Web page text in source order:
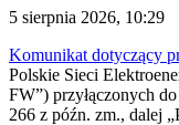
5 sierpnia 2026, 10:29
Komunikat dotyczący
Polskie Sieci
FW”) przyłączonych
266 z późn. zm., dalej